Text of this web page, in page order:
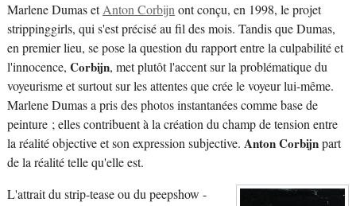
Marlene Dumas etAnton Corbijnont conçu, en 1998, le projet
strippinggirls, qui s'est précisé au fil des mois. Tandis que Dumas,
en premier lieu, se pose la question du rapport entre la culpabilité et
l'innocence, Corbijn, met plutôt l'accent sur la problématique du
voyeurisme et surtout sur les attentes que crée le voyeur lui-même.
Marlene Dumas a pris des photos instantanées comme base de
peinture ; elles contribuent à la création du champ de tension entre
la réalité objective et son expression subjective. Anton Corbijnpart
de la réalité telle qu'elle est.
L'attrait du strip-tease ou du peepshow -